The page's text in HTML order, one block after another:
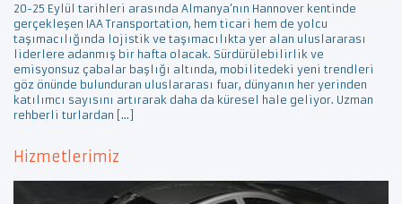
20-25 Eylül tarihleri ​​arasında Almanya’nın Hannover kentinde
gerçekleşen IAA Transportation, hem ticari hem de yolcu
taşımacılığında lojistik ve taşımacılıkta yer alan uluslararası
liderlere adanmış bir hafta olacak. Sürdürülebilirlik ve
emisyonsuz çabalar başlığı altında, mobilitedeki yeni trendleri
göz önünde bulunduran uluslararası fuar, dünyanın her yerinden
katılımcı sayısını artırarak daha da küresel hale geliyor. Uzman
rehberli turlardan […]
Hizmetlerimiz